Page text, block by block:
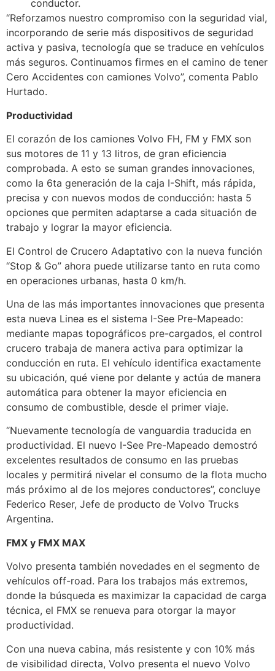
conductor.
“Reforzamos nuestro compromiso con la seguridad vial,
incorporando de serie más dispositivos de seguridad
activa y pasiva, tecnología que se traduce en vehículos
más seguros. Continuamos firmes en el camino de tener
Cero Accidentes con camiones Volvo”, comenta Pablo
Hurtado.
Productividad
El corazón de los camiones Volvo FH, FM y FMX son
sus motores de 11 y 13 litros, de gran eficiencia
comprobada. A esto se suman grandes innovaciones,
como la 6ta generación de la caja I-Shift, más rápida,
precisa y con nuevos modos de conducción: hasta 5
opciones que permiten adaptarse a cada situación de
trabajo y lograr la mayor eficiencia.
El Control de Crucero Adaptativo con la nueva función
“Stop & Go” ahora puede utilizarse tanto en ruta como
en operaciones urbanas, hasta 0 km/h.
Una de las más importantes innovaciones que presenta
esta nueva Linea es el sistema I-See Pre-Mapeado:
mediante mapas topográficos pre-cargados, el control
crucero trabaja de manera activa para optimizar la
conducción en ruta. El vehículo identifica exactamente
su ubicación, qué viene por delante y actúa de manera
automática para obtener la mayor eficiencia en
consumo de combustible, desde el primer viaje.
“Nuevamente tecnología de vanguardia traducida en
productividad. El nuevo I-See Pre-Mapeado demostró
excelentes resultados de consumo en las pruebas
locales y permitirá nivelar el consumo de la flota mucho
más próximo al de los mejores conductores”, concluye
Federico Reser, Jefe de producto de Volvo Trucks
Argentina.
FMX y FMX MAX
Volvo presenta también novedades en el segmento de
vehículos off-road. Para los trabajos más extremos,
donde la búsqueda es maximizar la capacidad de carga
técnica, el FMX se renueva para otorgar la mayor
productividad.
Con una nueva cabina, más resistente y con 10% más
de visibilidad directa, Volvo presenta el nuevo Volvo